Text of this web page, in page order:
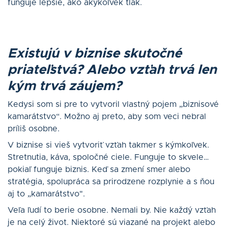
funguje lepšie, ako akýkoľvek tlak.
Existujú v biznise skutočné
priateľstvá? Alebo vzťah trvá len
kým trvá záujem?
Kedysi som si pre to vytvoril vlastný pojem „biznisové
kamarátstvo“. Možno aj preto, aby som veci nebral
príliš osobne.
V biznise si vieš vytvoriť vzťah takmer s kýmkoľvek.
Stretnutia, káva, spoločné ciele. Funguje to skvele…
pokiaľ funguje biznis. Keď sa zmení smer alebo
stratégia, spolupráca sa prirodzene rozplynie a s ňou
aj to „kamarátstvo".
Veľa ľudí to berie osobne. Nemali by. Nie každý vzťah
je na celý život. Niektoré sú viazané na projekt alebo